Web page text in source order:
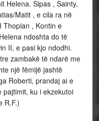
Helena. Sipas , Sainty,
Matit , e cila ra në
Thopian , Kontin e
ndoshta do të
II, e pasi kjo ndodhi.
zambakë të ndarë me
një fëmijë jashtë
Roberti, prandaj ai e
pajtimit, ku i ekzekutoi
R.F.)